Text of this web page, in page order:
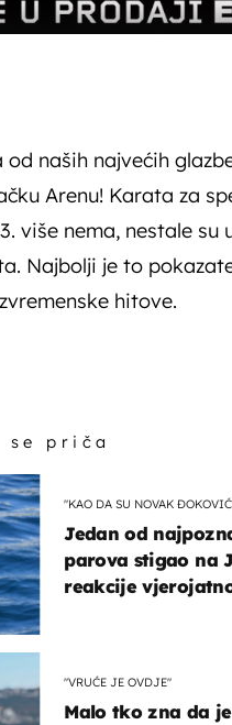
naših najvećih
Arenu! Karata za
više nema, nestale su
Najbolji je to
hitove.
priča
"KAO DA SU NOVAK
Jedan od
parova stigao na
reakcije
"VRUĆE JE OVDJE"
Malo tko zna da